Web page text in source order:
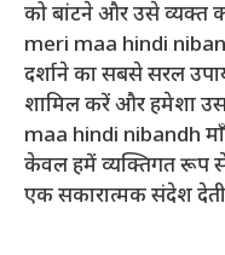
को बांटने और उसे व्यक्त
meri maa hindi
दर्शाने का सबसे सरल
शामिल करें और हमेशा
maa hindi nibandh माँ
केवल हमें व्यक्तिगत रूप
एक सकारात्मक संदेश